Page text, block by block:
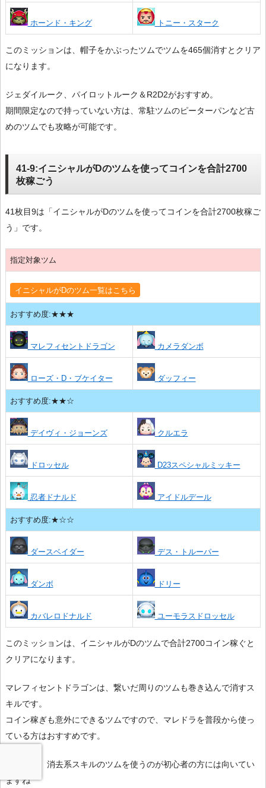
ホーンド・キング トニー・スターク
このミッションは、帽子をかぶったツムでツムを465個消すとクリア
になります。
ジェダイルーク、パイロットルーク＆R2D2がおすすめ。
期間限定なので持っていない方は、常駐ツムのピーターパンなど古
めのツムでも攻略が可能です。
41-9:イニシャルがDのツムを使ってコインを合計2700
枚稼ごう
41枚目9は「イニシャルがDのツムを使ってコインを合計2700枚稼ご
う」です。
指定対象ツム
イニシャルがDのツム一覧はこちら
おすすめ度:★★★
マレフィセントドラゴン カメラダンボ
ローズ・D・ブケイター ダッフィー
おすすめ度:★★☆
デイヴィ・ジョーンズ クルエラ
ドロッセル D23スペシャルミッキー
忍者ドナルド アイドルデール
おすすめ度:★☆☆
ダースベイダー デス・トルーパー
ダンボ ドリー
カバレロドナルド ユーモラスドロッセル
このミッションは、イニシャルがDのツムで合計2700コイン稼ぐと
クリアになります。
マレフィセントドラゴンは、繋いだ周りのツムも巻き込んで消すス
キルです。
コイン稼ぎも意外にできるツムですので、マレドラを普段から使っ
ている方はおすすめです。
もしくは、消去系スキルのツムを使うのが初心者の方には向いてい
ますね